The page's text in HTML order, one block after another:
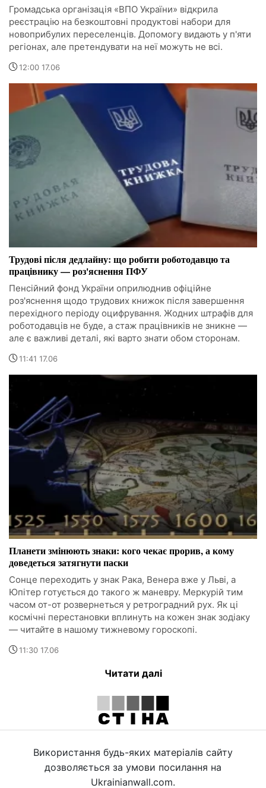
Громадська організація «ВПО України» відкрила
реєстрацію на безкоштовні продуктові набори для
новоприбулих переселенців. Допомогу видають у п'яти
регіонах, але претендувати на неї можуть не всі.
12:00 17.06
Трудові після дедлайну: що робити роботодавцю та
працівнику — роз'яснення ПФУ
Пенсійний фонд України оприлюднив офіційне
роз'яснення щодо трудових книжок після завершення
перехідного періоду оцифрування. Жодних штрафів для
роботодавців не буде, а стаж працівників не зникне —
але є важливі деталі, які варто знати обом сторонам.
11:41 17.06
Планети змінюють знаки: кого чекає прорив, а кому
доведеться затягнути паски
Сонце переходить у знак Рака, Венера вже у Льві, а
Юпітер готується до такого ж маневру. Меркурій тим
часом от-от розвернеться у ретроградний рух. Як ці
космічні перестановки вплинуть на кожен знак зодіаку
— читайте в нашому тижневому гороскопі.
11:30 17.06
Читати далі
Використання будь-яких матеріалів сайту
дозволяється за умови посилання на
Ukrainianwall.com.